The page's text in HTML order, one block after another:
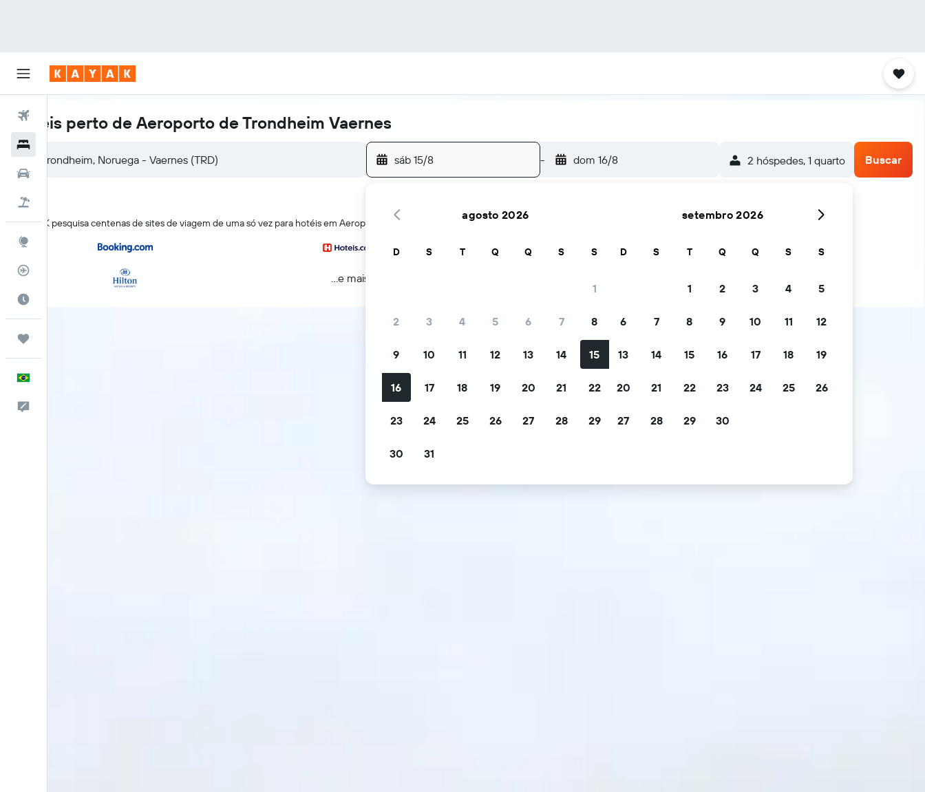
Voos
Rastreador de voos
Hotéis perto de Aeroporto de Trondheim Vaernes
sáb 15/8 - dom 16/8 2 hóspedes, 1 quarto Buscar
O KAYAK pesquisa centenas de sites de viagem de uma só vez para hotéis em Aeroporto de Trondheim VaernesAeroporto de Trondheim Vaernes
...e mais
agosto 2026
D S T Q Q S S
1
2 3 4 5 6 7 8
9 10 11 12 13 14 15
16 17 18 19 20 21 22
23 24 25 26 27 28 29
30 31
setembro 2026
D S T Q Q S S
1 2 3 4 5
6 7 8 9 10 11 12
13 14 15 16 17 18 19
20 21 22 23 24 25 26
27 28 29 30